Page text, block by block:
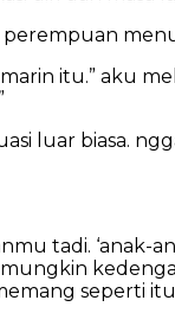
itu.” aku
luar biasa.
tadi. ‘anak-
mungkin
seperti